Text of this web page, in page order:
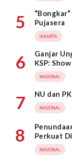
5
Pujasera
JAKARTA
6
Ganjar
KSP:
NASIONAL
7 NU dan
NASIONAL
8
Perkuat
NASIONAL